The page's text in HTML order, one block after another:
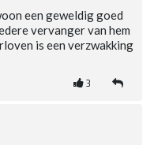
een geweldig goed
vervanger van hem
is een verzwakking
3